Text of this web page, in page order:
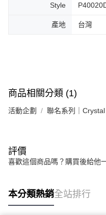
Style
產地 台灣
商品相關分類 (1)
活動企劃 聯名系列｜
評價
喜歡這個商品嗎？購買後給他
本分類熱銷全站排行